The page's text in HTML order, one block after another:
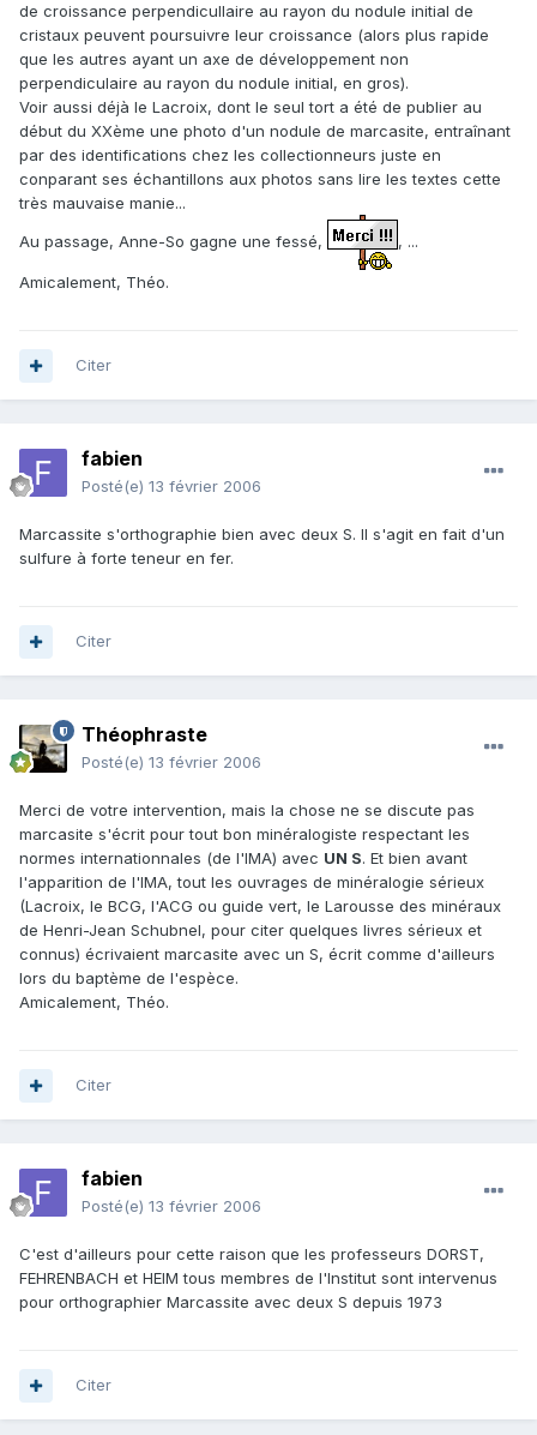
de croissance perpendicullaire au rayon du nodule initial de
cristaux peuvent poursuivre leur croissance (alors plus rapide
que les autres ayant un axe de développement non
perpendiculaire au rayon du nodule initial, en gros).
Voir aussi déjà le Lacroix, dont le seul tort a été de publier au
début du XXème une photo d'un nodule de marcasite, entraînant
par des identifications chez les collectionneurs juste en
conparant ses échantillons aux photos sans lire les textes cette
très mauvaise manie...
Au passage, Anne-So gagne une fessé,
, ...
Amicalement, Théo.
Citer
fabien
Posté(e) 13 février 2006
Marcassite s'orthographie bien avec deux S. Il s'agit en fait d'un
sulfure à forte teneur en fer.
Citer
Théophraste
Posté(e) 13 février 2006
Merci de votre intervention, mais la chose ne se discute pas
marcasite s'écrit pour tout bon minéralogiste respectant les
normes internationnales (de l'IMA) avec UN S. Et bien avant
l'apparition de l'IMA, tout les ouvrages de minéralogie sérieux
(Lacroix, le BCG, l'ACG ou guide vert, le Larousse des minéraux
de Henri-Jean Schubnel, pour citer quelques livres sérieux et
connus) écrivaient marcasite avec un S, écrit comme d'ailleurs
lors du baptème de l'espèce.
Amicalement, Théo.
Citer
fabien
Posté(e) 13 février 2006
C'est d'ailleurs pour cette raison que les professeurs DORST,
FEHRENBACH et HEIM tous membres de l'Institut sont intervenus
pour orthographier Marcassite avec deux S depuis 1973
Citer